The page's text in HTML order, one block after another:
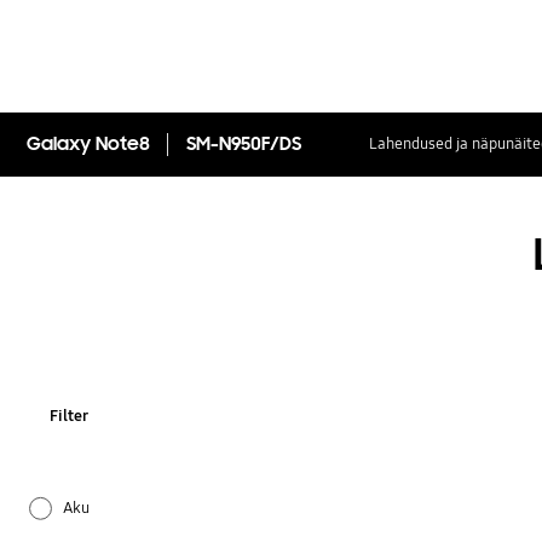
Galaxy Note8 SM-N950F/DS Lahendused ja
Filter
Aku